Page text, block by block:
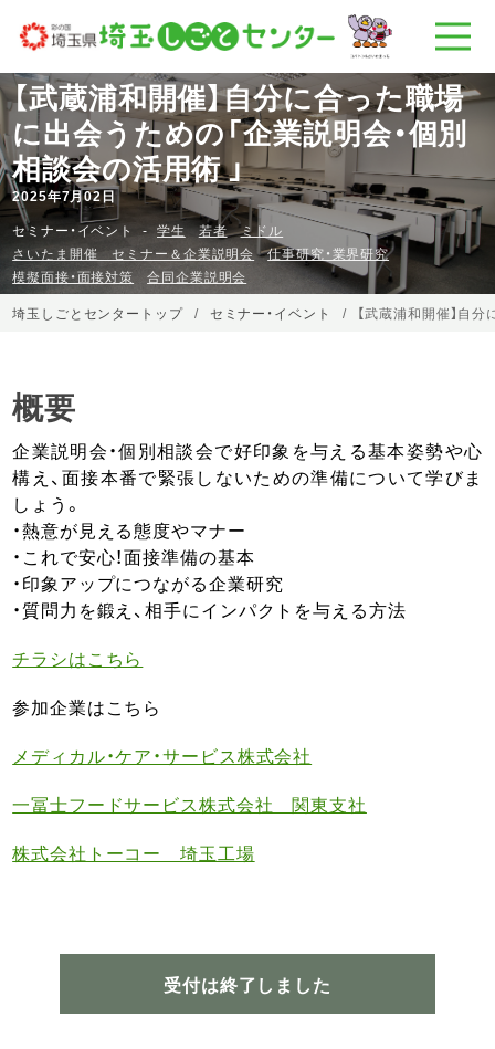
【武蔵浦和開催】自分に合った職場
に出会うための「企業説明会・個別
相談会の活用術 」
2025年7月02日
セミナー・イベント
学生 若者
ミドル
さいたま開催 セミナー＆企業説明会
仕事研究・業界研究
模擬面接・面接対策
合同企業説明会
埼玉しごとセンタートップ
セミナー・イベント 【武蔵浦和開催】自
概要
企業説明会・個別相談会で好印象を与える基本姿勢や心
構え、面接本番で緊張しないための準備について学びま
しょう。
・熱意が見える態度やマナー
・これで安心！面接準備の基本
・印象アップにつながる企業研究
・質問力を鍛え、相手にインパクトを与える方法
チラシはこちら
参加企業はこちら
メディカル・ケア・サービス株式会社
一冨士フードサービス株式会社 関東支社
株式会社トーコー 埼玉工場
受付は終了しました